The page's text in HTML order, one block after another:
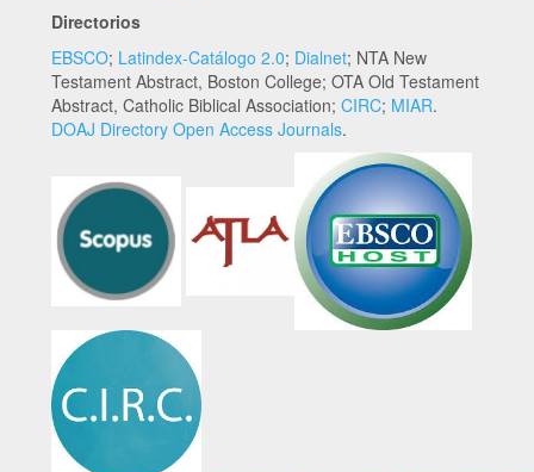
Directorios
EBSCO; Latindex-Catálogo 2.0; Dialnet; NTA New
Testament Abstract, Boston College; OTA Old Testament
Abstract, Catholic Biblical Association; CIRC; MIAR.
DOAJ Directory Open Access Journals.